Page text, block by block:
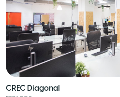
CREC Diagonal